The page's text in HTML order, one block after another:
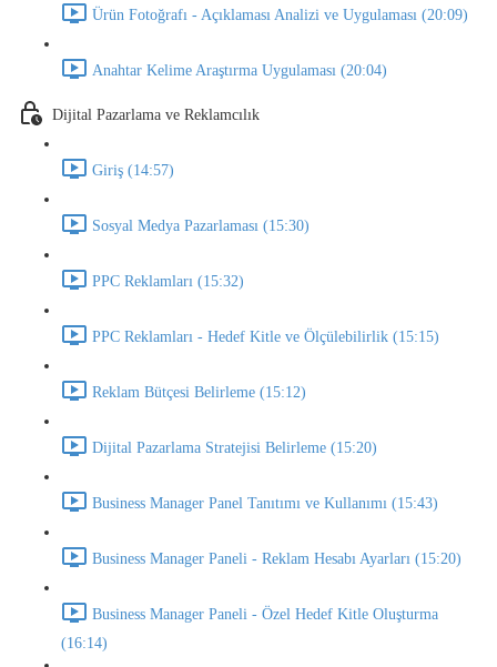
Ürün Fotoğrafı - Açıklaması Analizi ve Uygulaması (20:09)
Anahtar Kelime Araştırma Uygulaması (20:04)
Dijital Pazarlama ve Reklamcılık
Giriş (14:57)
Sosyal Medya Pazarlaması (15:30)
PPC Reklamları (15:32)
PPC Reklamları - Hedef Kitle ve Ölçülebilirlik (15:15)
Reklam Bütçesi Belirleme (15:12)
Dijital Pazarlama Stratejisi Belirleme (15:20)
Business Manager Panel Tanıtımı ve Kullanımı (15:43)
Business Manager Paneli - Reklam Hesabı Ayarları (15:20)
Business Manager Paneli - Özel Hedef Kitle Oluşturma
(16:14)